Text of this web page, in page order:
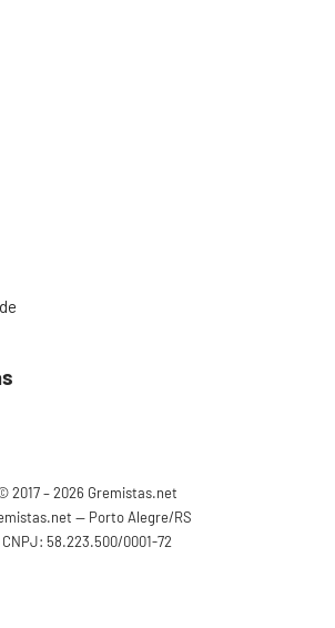
2017 – 2026 Gremistas.net
— Porto Alegre/RS
CNPJ: 58.223.500/0001-72